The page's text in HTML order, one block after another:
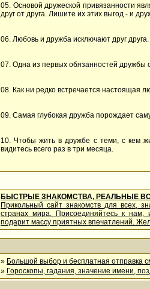
05. Основой дружеской привязанности
друг от друга. Лишите их этих выгод - и
06. Любовь и дружба исключают друг друга.
07. Одна из первых обязанностей дружбы
08. Как ни редко встречается настоящая
09. Самая глубокая дружба порождает
10. Чтобы жить в дружбе с теми, с кем
видитесь всего раз в три месяца.
БЫСТРЫЕ ЗНАКОМСТВА, РЕАЛЬНЫЕ
Прикольный сайт знакомств для всех,
странах мира. Присоединяйтесь к
подарит массу приятных впечатлений.
» Большой выбор и бесплатная отправка
» Гороскопы, гадания, значение имени,